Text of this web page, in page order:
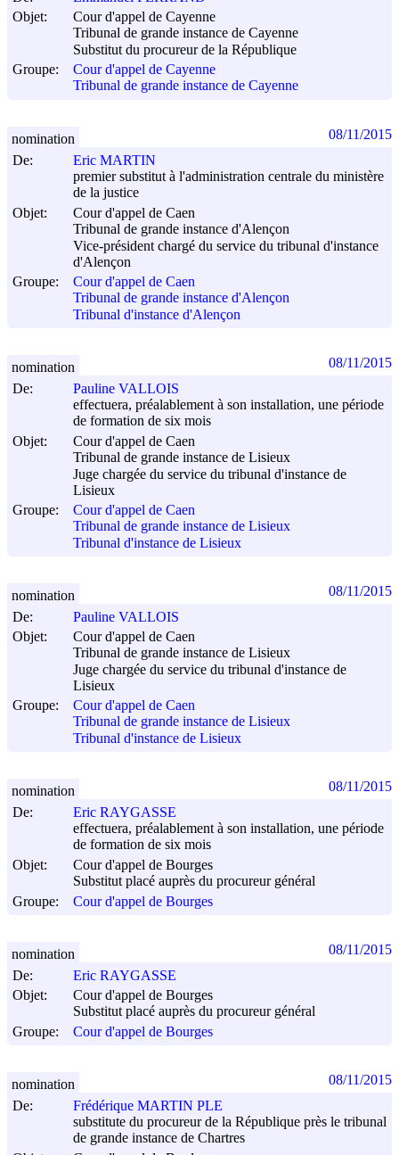
Objet:
Cour d'appel de Cayenne
Tribunal de grande instance de Cayenne
Substitut du procureur de la République
Groupe:
Cour d'appel de Cayenne
Tribunal de grande instance de Cayenne
De:
Eric MARTIN
premier substitut à l'administration centrale du ministère
de la justice
Objet:
Cour d'appel de Caen
Tribunal de grande instance d'Alençon
Vice-président chargé du service du tribunal d'instance
d'Alençon
Groupe:
Cour d'appel de Caen
Tribunal de grande instance d'Alençon
Tribunal d'instance d'Alençon
nomination 08/11/2015
De:
Pauline VALLOIS
effectuera, préalablement à son installation, une période
de formation de six mois
Objet:
Cour d'appel de Caen
Tribunal de grande instance de Lisieux
Juge chargée du service du tribunal d'instance de
Lisieux
Groupe:
Cour d'appel de Caen
Tribunal de grande instance de Lisieux
Tribunal d'instance de Lisieux
nomination 08/11/2015
De:
Pauline VALLOIS
Objet:
Cour d'appel de Caen
Tribunal de grande instance de Lisieux
Juge chargée du service du tribunal d'instance de
Lisieux
Groupe:
Cour d'appel de Caen
Tribunal de grande instance de Lisieux
Tribunal d'instance de Lisieux
nomination 08/11/2015
De:
Eric RAYGASSE
effectuera, préalablement à son installation, une période
de formation de six mois
Objet:
Cour d'appel de Bourges
Substitut placé auprès du procureur général
Groupe:
Cour d'appel de Bourges
nomination 08/11/2015
De:
Eric RAYGASSE
Objet:
Cour d'appel de Bourges
Substitut placé auprès du procureur général
Groupe:
Cour d'appel de Bourges
nomination 08/11/2015
De:
Frédérique MARTIN PLE
substitute du procureur de la République près le tribunal
de grande instance de Chartres
nomination 08/11/2015